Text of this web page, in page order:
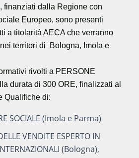
finanziati dalla Regione con
Europeo, sono presenti
a titolarità AECA che verranno
territori di Bologna, Imola e
rivolti a PERSONE
durata di 300 ORE, finalizzati al
Qualifiche di:
SOCIALE (Imola e Parma)
VENDITE ESPERTO IN
(Bologna),